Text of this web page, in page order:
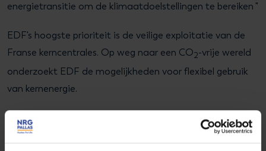
energietransitie om de klimaatdoelstellingen te bereiken "
EDF's hoogste prioriteit is de veilige exploitatie van de
Franse kerncentrales. Op weg naar een CO2-vrije wereld
onderzoekt EDF de mogelijkheden voor flexibel gebruik
van kernenergie.